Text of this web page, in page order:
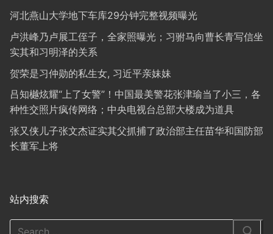
河北燕山大学地下车库29分钟完整视频曝光
卢洪峰乃卢展工侄子，全家照曝光；习驸马向曹长青写信坐
实其和习明泽的关系
贺荣是习仲勋的私生女, 习近平亲妹妹
吕知樾炫耀“上了女警”！中国最美警花张津瑜当了小三，各
种性交照片疯传网络；中央电视台总部大楼成为道具
张又侠儿子张文杰证实其父抓捕了政治部主任苗华和国防部
长董军上将
站内搜索
Search